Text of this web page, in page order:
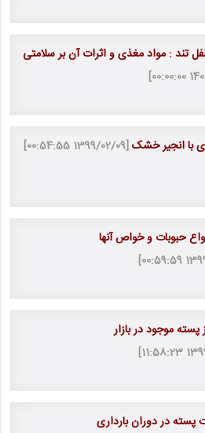
تند : مواد مغذی و اثرات آن بر سلامتی
با انجیر خشک[1399/02/09 00:54:55]
حبوبات و خواص آنها
پسته موجود در بازار